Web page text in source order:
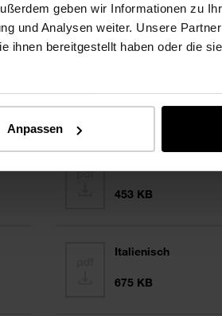
geben wir Informationen zu
und Analysen weiter. Unsere
ihnen bereitgestellt haben oder die
Anpassen
360 KB
453 KB
Italienisch
675 KB